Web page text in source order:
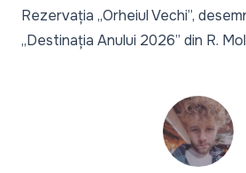
Rezervația „Orheiul Vechi”,
„Destinația Anului 2026” din R.